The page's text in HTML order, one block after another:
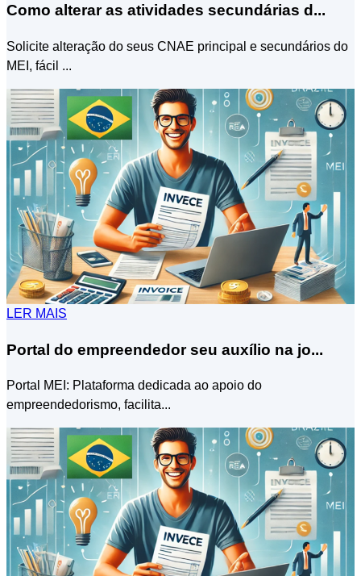
Como alterar as atividades secundárias d...
Solicite alteração do seus CNAE principal e secundários do
MEI, fácil ...
LER MAIS
Portal do empreendedor seu auxílio na jo...
Portal MEI: Plataforma dedicada ao apoio do
empreendedorismo, facilita...